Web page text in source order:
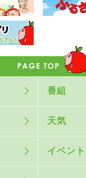
番組
天気
イベント